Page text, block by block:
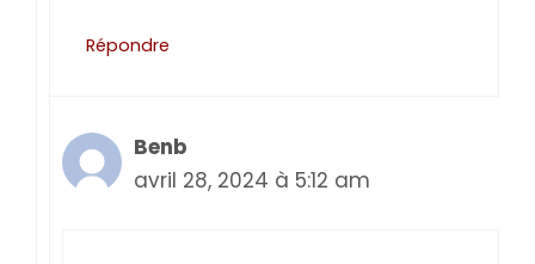
Répondre
Benb
avril 28, 2024 à 5:12 am